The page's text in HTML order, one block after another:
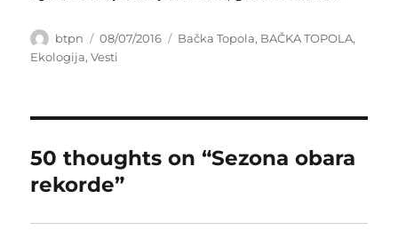
Author
btpn
Posted
on
08/07/2016 Categories
Bačka Topola, BAČKA TOPOLA,
Ekologija,Vesti
50 thoughts on “Sezona obara
rekorde”